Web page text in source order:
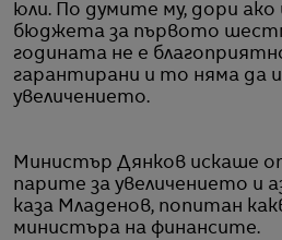
юли. По думите му, дори ако
бюджета за първото
годината не е
гарантирани и то няма да
увеличението.
Министър Дянков искаше
парите за увеличението и
каза Младенов, попитан
министъра на финансите.